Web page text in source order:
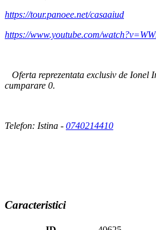
https://tour.panoee.net/casaaiud
https://www.youtube.com/
Oferta reprezentata exclusiv de Ionel
cumparare 0.
Telefon: Istina - 0740214410
Caracteristici